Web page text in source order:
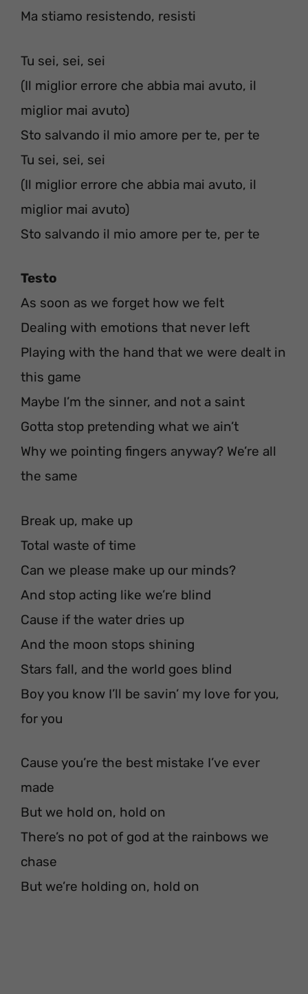
Ma stiamo resistendo, resisti
Tu sei, sei, sei
(Il miglior errore che abbia mai avuto, il
miglior mai avuto)
Sto salvando il mio amore per te, per te
Tu sei, sei, sei
(Il miglior errore che abbia mai avuto, il
miglior mai avuto)
Sto salvando il mio amore per te, per te
Testo
As soon as we forget how we felt
Dealing with emotions that never left
Playing with the hand that we were dealt in
this game
Maybe I’m the sinner, and not a saint
Gotta stop pretending what we ain’t
Why we pointing fingers anyway? We’re all
the same
Break up, make up
Total waste of time
Can we please make up our minds?
And stop acting like we’re blind
Cause if the water dries up
And the moon stops shining
Stars fall, and the world goes blind
Boy you know I’ll be savin’ my love for you,
for you
Cause you’re the best mistake I’ve ever
made
But we hold on, hold on
There’s no pot of god at the rainbows we
chase
But we’re holding on, hold on